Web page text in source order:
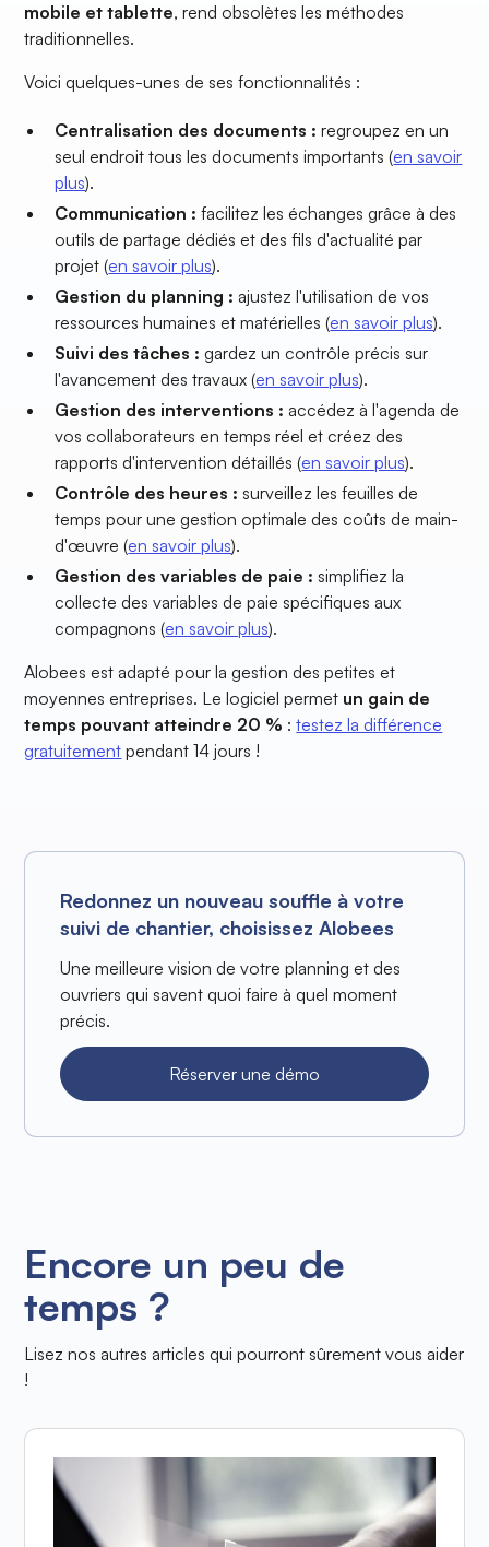
mobile et tablette, rend obsolètes les méthodes
traditionnelles.
Voici quelques-unes de ses fonctionnalités :
Centralisation des documents : regroupez en un
seul endroit tous les documents importants (en savoir
plus).
Communication : facilitez les échanges grâce à des
outils de partage dédiés et des fils d'actualité par
projet (en savoir plus).
Gestion du planning : ajustez l'utilisation de vos
ressources humaines et matérielles (en savoir plus).
Suivi des tâches : gardez un contrôle précis sur
l'avancement des travaux (en savoir plus).
Gestion des interventions : accédez à l'agenda de
vos collaborateurs en temps réel et créez des
rapports d'intervention détaillés (en savoir plus).
Contrôle des heures : surveillez les feuilles de
temps pour une gestion optimale des coûts de main-
d'œuvre (en savoir plus).
Gestion des variables de paie : simplifiez la
collecte des variables de paie spécifiques aux
compagnons (en savoir plus).
Alobees est adapté pour la gestion des petites et
moyennes entreprises. Le logiciel permet un gain de
temps pouvant atteindre 20 % :testez la différence
gratuitement pendant 14 jours !
Redonnez un nouveau souffle à votre
suivi de chantier, choisissez Alobees
Une meilleure vision de votre planning et des
ouvriers qui savent quoi faire à quel moment
précis.
Réserver une démo
Encore un peu de
temps ?
Lisez nos autres articles qui pourront sûrement vous aider
!